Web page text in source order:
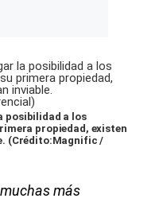
posibilidad a los
propiedad, existen
(Crédito:Magnific /
más